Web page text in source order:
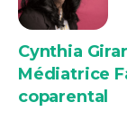
Cynthia
Médiatrice
coparental